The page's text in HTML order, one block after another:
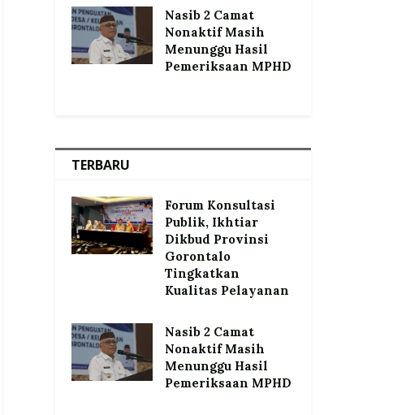
Nasib 2 Camat
Nonaktif Masih
Menunggu Hasil
Pemeriksaan MPHD
TERBARU
Forum Konsultasi
Publik, Ikhtiar
Dikbud Provinsi
Gorontalo
Tingkatkan
Kualitas Pelayanan
Nasib 2 Camat
Nonaktif Masih
Menunggu Hasil
Pemeriksaan MPHD